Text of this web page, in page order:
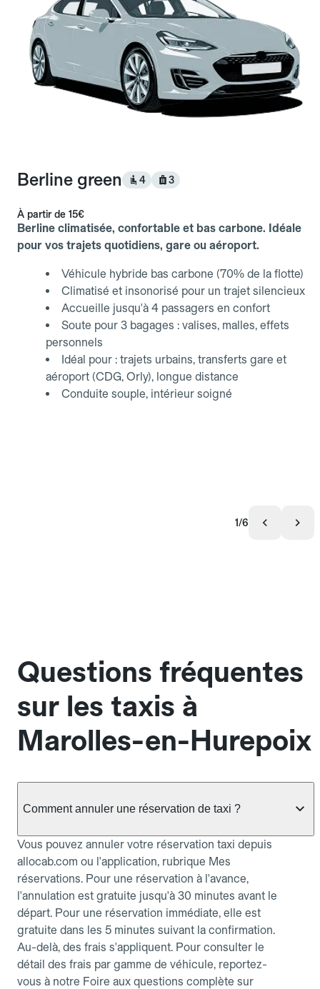
Berline green 4 3
À partir de 15€
Berline climatisée, confortable et bas carbone. Idéale
pour vos trajets quotidiens, gare ou aéroport.
Véhicule hybride bas carbone (70% de la flotte)
Climatisé et insonorisé pour un trajet silencieux
Accueille jusqu'à 4 passagers en confort
Soute pour 3 bagages : valises, malles, effets
personnels
Idéal pour : trajets urbains, transferts gare et
aéroport (CDG, Orly), longue distance
Conduite souple, intérieur soigné
1/6
Questions fréquentes
sur les taxis à
Marolles-en-Hurepoix
Comment annuler une réservation de taxi ?
Vous pouvez annuler votre réservation taxi depuis
allocab.com ou l'application, rubrique Mes
réservations. Pour une réservation à l'avance,
l'annulation est gratuite jusqu'à 30 minutes avant le
départ. Pour une réservation immédiate, elle est
gratuite dans les 5 minutes suivant la confirmation.
Au-delà, des frais s'appliquent. Pour consulter le
détail des frais par gamme de véhicule, reportez-
vous à notre Foire aux questions complète sur